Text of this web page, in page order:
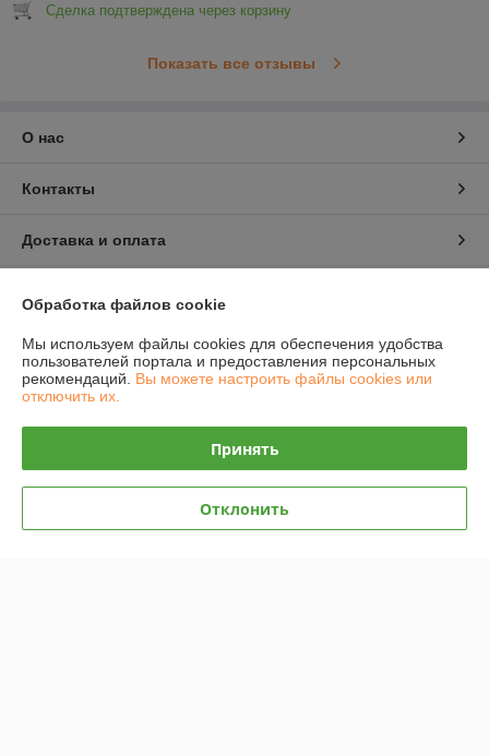
Сделка подтверждена через корзину
Показать все отзывы
О нас
Контакты
Доставка и оплата
Полная версия сайта
Политика обработки cookies
Сайт создан на платформе Deal.by
Обработка файлов cookie
Мы используем файлы cookies для обеспечения удобства
пользователей портала и предоставления персональных
рекомендаций. Вы можете настроить файлы cookies или
отключить их.
Принять
Отклонить